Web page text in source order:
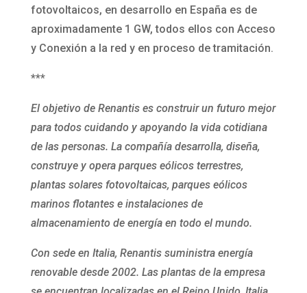
fotovoltaicos, en desarrollo en España es de
aproximadamente 1 GW, todos ellos con Acceso
y Conexión a la red y en proceso de tramitación.
***
El objetivo de Renantis es construir un futuro mejor
para todos cuidando y apoyando la vida cotidiana
de las personas. La compañía desarrolla, diseña,
construye y opera parques eólicos terrestres,
plantas solares fotovoltaicas, parques eólicos
marinos flotantes e instalaciones de
almacenamiento de energía en todo el mundo.
Con sede en Italia, Renantis suministra energía
renovable desde 2002. Las plantas de la empresa